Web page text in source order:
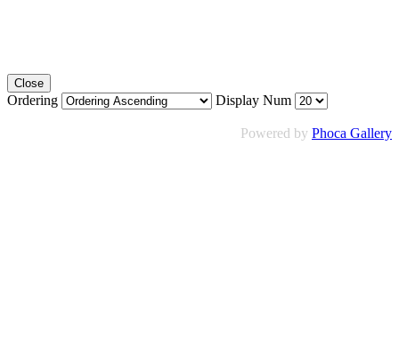
Close
Ordering Display Num
Powered by Phoca Gallery